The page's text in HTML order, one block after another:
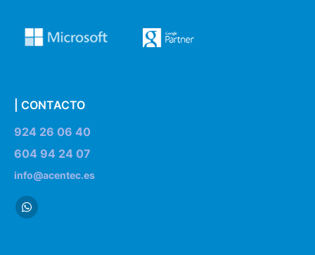
| CONTACTO
924 26 06 40
604 94 24 07
info@acentec.es